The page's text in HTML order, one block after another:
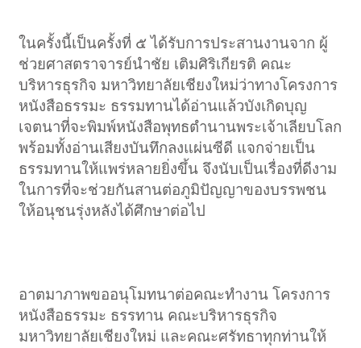
ในครั้งนี้เป็นครั้งที่ ๕ ได้รับการประสานงานจาก ผู้
ช่วยศาสตราจารย์นำชัย เติมศิริเกียรติ คณะ
บริหารธุรกิจ มหาวิทยาลัยเชียงใหม่ว่าทางโครงการ
หนังสือธรรมะ ธรรมทานได้อ่านแล้วบังเกิดบุญ
เจตนาที่จะพิมพ์หนังสือพุทธตำนานพระเจ้าเลียบโลก
พร้อมทั้งอ่านเสียงบันทึกลงแผ่นซีดี แจกจ่ายเป็น
ธรรมทานให้แพร่หลายยิ่งขึ้น จึงนับเป็นเรื่องที่ดีงาม
ในการที่จะช่วยกันสานต่อภูมิปัญญาของบรรพชน
ให้อนุชนรุ่งหลังได้ศึกษาต่อไป​
อาตมาภาพขออนุโมทนาต่อคณะทำงาน โครงการ
หนังสือธรรมะ ธรรทาน คณะบริหารธุรกิจ
มหาวิทยาลัยเชียงใหม่ และคณะศรัทธาทุกท่านให้